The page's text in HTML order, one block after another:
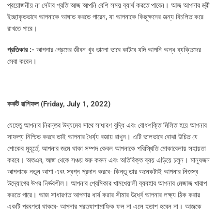
প্রয়োজনীয় না সেটার প্রতি আজ আপনি বেশি সময় ব্যার্থ করতে পারেন। আজ আপনার স্ত্রী
ইচ্ছাকৃতভাবে আপনাকে আঘাত করতে পারেন, যা আপনাকে কিছুক্ষনের জন্য বিচলিত করে
রাখতে পারে।
প্রতিকার :- আপনার প্রেমের জীবন খুব ভালো ভাবে কাটবে যদি আপনি অন্ধ ব্যক্তিদের
সেবা করেন।
কর্কট রাশিফল (Friday, July 1, 2022)
যেহেতু আপনার নিরন্তর উদ্যমের সাথে সাধারণ বুদ্ধি এবং বোধশক্তি মিলিত হয়ে আপনার
সাফল্য নিশ্চিত করবে তাই আপনার ধৈর্য্য বজায় রাখুন। এটি ভালভাবে বোঝা উচিত যে
শোকের মুহূর্তে, আপনার জমে থাকা সম্পদ কেবল আপনাকে পরিস্থিতি মোকাবেলায় সহায়তা
করবে। অতএব, আজ থেকে সঞ্চয় শুরু করুন এবং অতিরিক্ত ব্যয় এড়িয়ে চলুন। মানুষজন
আপনাকে নতুন আশা এবং স্বপ্ন প্রদান করবে- কিন্তু তার অনেকটাই আপনার নিজস্ব
উদ্যোগের উপর নির্ভরশীল। আপনার প্রেমিকার খামখেয়ালী ব্যবহার আপনার মেজাজ খারাপ
করতে পারে। আজ সাধারণত আপনার ধার্য করার সীমার ঊর্ধ্বে আপনার লক্ষ্য ঠিক করার
একটি প্রবণতা থাকবে- আপনার প্রত্যাশামাফিক ফল না এলে হতাশ হবেন না। আজকে